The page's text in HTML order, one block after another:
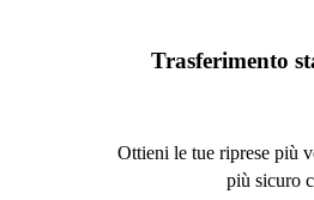
Trasferimento
Ottieni le tue riprese più
più sicuro